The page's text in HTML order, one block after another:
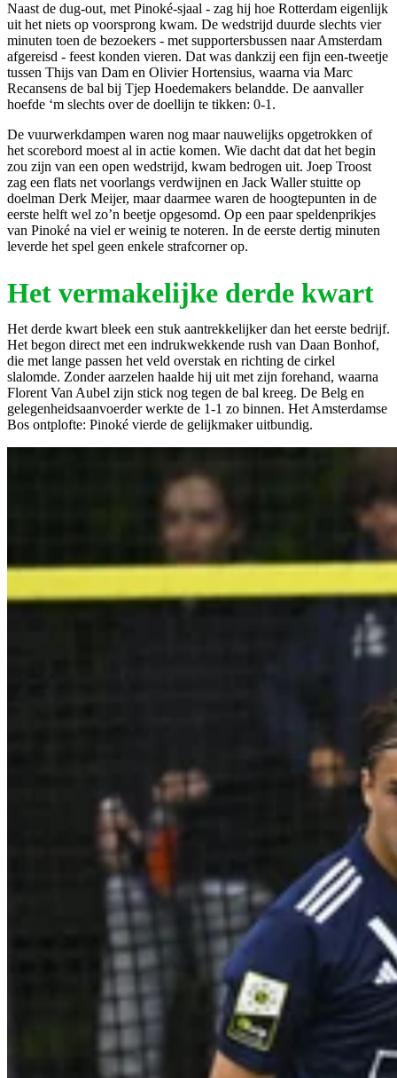
Naast de dug-out, met Pinoké-sjaal - zag hij hoe Rotterdam eigenlijk
uit het niets op voorsprong kwam. De wedstrijd duurde slechts vier
minuten toen de bezoekers - met supportersbussen naar Amsterdam
afgereisd - feest konden vieren. Dat was dankzij een fijn een-tweetje
tussen Thijs van Dam en Olivier Hortensius, waarna via Marc
Recansens de bal bij Tjep Hoedemakers belandde. De aanvaller
hoefde ‘m slechts over de doellijn te tikken: 0-1.
De vuurwerkdampen waren nog maar nauwelijks opgetrokken of
het scorebord moest al in actie komen. Wie dacht dat dat het begin
zou zijn van een open wedstrijd, kwam bedrogen uit. Joep Troost
zag een flats net voorlangs verdwijnen en Jack Waller stuitte op
doelman Derk Meijer, maar daarmee waren de hoogtepunten in de
eerste helft wel zo’n beetje opgesomd. Op een paar speldenprikjes
van Pinoké na viel er weinig te noteren. In de eerste dertig minuten
leverde het spel geen enkele strafcorner op.
Het vermakelijke derde kwart
Het derde kwart bleek een stuk aantrekkelijker dan het eerste bedrijf.
Het begon direct met een indrukwekkende rush van Daan Bonhof,
die met lange passen het veld overstak en richting de cirkel
slalomde. Zonder aarzelen haalde hij uit met zijn forehand, waarna
Florent Van Aubel zijn stick nog tegen de bal kreeg. De Belg en
gelegenheidsaanvoerder werkte de 1-1 zo binnen. Het Amsterdamse
Bos ontplofte: Pinoké vierde de gelijkmaker uitbundig.